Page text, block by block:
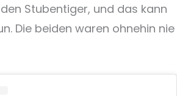
Stubentiger, und das kann
Die beiden waren ohnehin nie